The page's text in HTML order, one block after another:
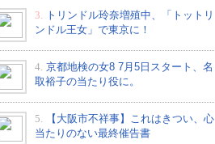
3.
トリンドル玲奈増殖中、「トットリ
ンドル王女」で東京に！
4. 京都地検の女8 7月5日スタート、名
取裕子の当たり役に。
5.
【大阪市不祥事】これはきつい、心
当たりのない最終催告書